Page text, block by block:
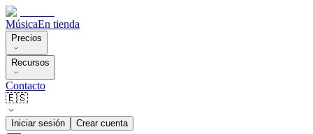
MúsicaEn tienda
Precios
Recursos
Contacto
🇪🇸
Iniciar sesión Crear cuenta